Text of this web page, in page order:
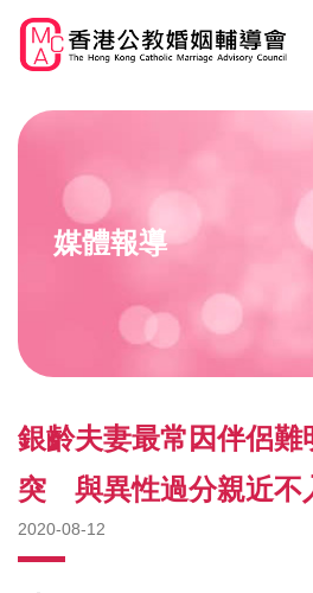
main
媒體報導
銀齡夫妻最常因伴侶難
突 與異性過分親近不
2020-08-12